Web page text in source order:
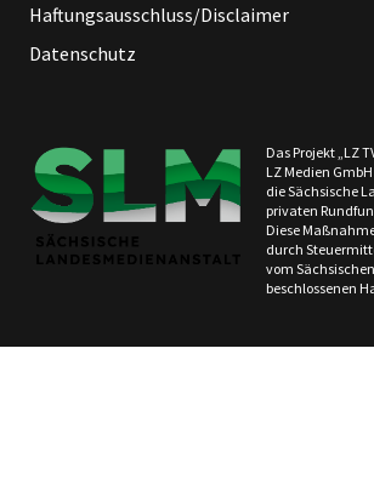
Haftungsausschluss/Disclaimer
Datenschutz
Das Projekt „LZ
LZ Medien
die Sächsische
privaten
Diese
durch
vom
beschlossenen